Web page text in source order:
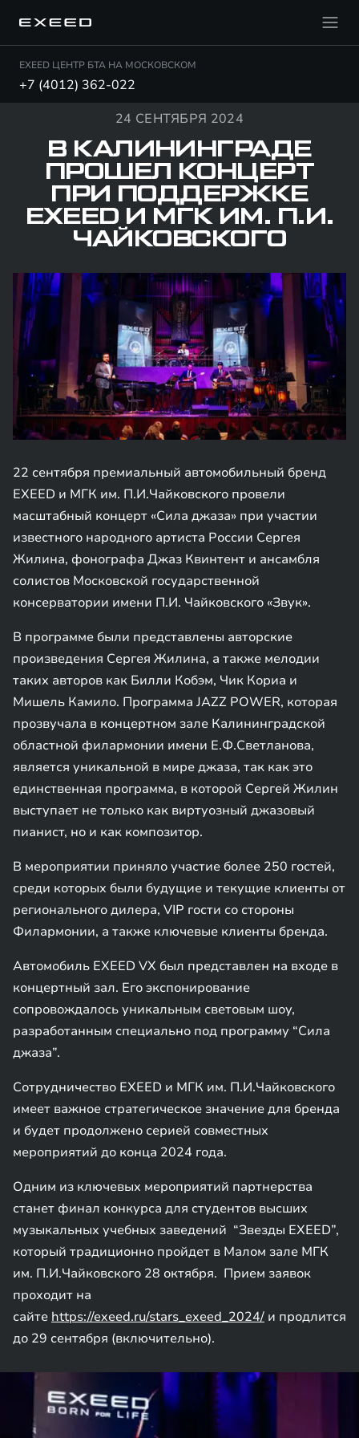
EXEED ЦЕНТР БТА НА МОСКОВСКОМ
+7 (4012) 362-022
24 СЕНТЯБРЯ 2024
В КАЛИНИНГРАДЕ
ПРОШЕЛ КОНЦЕРТ
ПРИ ПОДДЕРЖКЕ
EXEED И МГК ИМ. П.И.
ЧАЙКОВСКОГО
22 сентября премиальный автомобильный бренд
EXEED и МГК им. П.И.Чайковского провели
масштабный концерт «Сила джаза» при участии
известного народного артиста России Сергея
Жилина, фонографа Джаз Квинтент и ансамбля
солистов Московской государственной
консерватории имени П.И. Чайковского «Звук».
В программе были представлены авторские
произведения Сергея Жилина, а также мелодии
таких авторов как Билли Кобэм, Чик Кориа и
Мишель Камило. Программа JAZZ POWER, которая
прозвучала в концертном зале Калининградской
областной филармонии имени Е.Ф.Светланова,
является уникальной в мире джаза, так как это
единственная программа, в которой Сергей Жилин
выступает не только как виртуозный джазовый
пианист, но и как композитор.
В мероприятии приняло участие более 250 гостей,
среди которых были будущие и текущие клиенты от
регионального дилера, VIP гости со стороны
Филармонии, а также ключевые клиенты бренда.
Автомобиль EXEED VX был представлен на входе в
концертный зал. Его экспонирование
сопровождалось уникальным световым шоу,
разработанным специально под программу “Сила
джаза”.
Сотрудничество EXEED и МГК им. П.И.Чайковского
имеет важное стратегическое значение для бренда
и будет продолжено серией совместных
мероприятий до конца 2024 года.
Одним из ключевых мероприятий партнерства
станет финал конкурса для студентов высших
музыкальных учебных заведений “Звезды EXEED”,
который традиционно пройдет в Малом зале МГК
им. П.И.Чайковского 28 октября. Прием заявок
проходит на
сайте https://exeed.ru/stars_exeed_2024/ и продлится
до 29 сентября (включительно).